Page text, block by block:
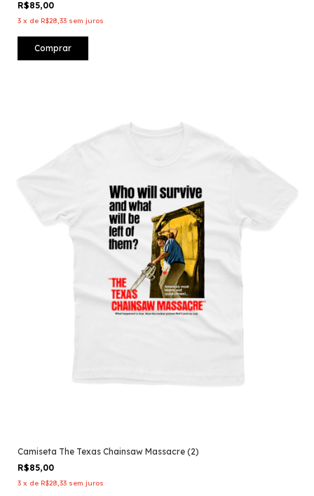
R$85,00
3 x de R$28,33 sem juros
Comprar
Camiseta The Texas Chainsaw Massacre (2)
R$85,00
3 x de R$28,33 sem juros